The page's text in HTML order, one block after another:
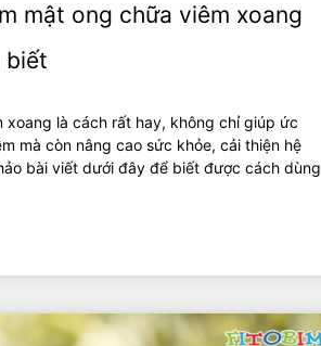
mật ong chữa viêm xoang
biết
xoang là cách rất hay, không chỉ giúp ức
mà còn nâng cao sức khỏe, cải thiện hệ
bài viết dưới đây để biết được cách dùng